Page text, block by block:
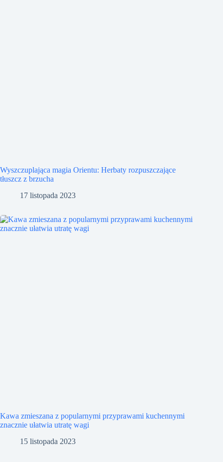
Wyszczuplająca magia Orientu: Herbaty rozpuszczające
tłuszcz z brzucha
17 listopada 2023
Kawa zmieszana z popularnymi przyprawami kuchennymi
znacznie ułatwia utratę wagi
15 listopada 2023